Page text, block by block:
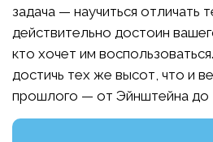
задача — научиться отличать
действительно достоин
кто хочет им
достичь тех же высот, что и
прошлого — от Эйнштейна